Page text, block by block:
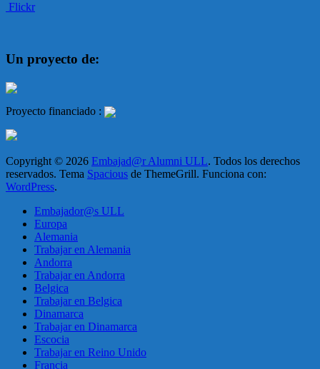
Flickr
Un proyecto de:
Proyecto financiado :
Copyright © 2026 Embajad@r Alumni ULL. Todos los derechos
reservados. Tema Spacious de ThemeGrill. Funciona con:
WordPress.
Embajador@s ULL
Europa
Alemania
Trabajar en Alemania
Andorra
Trabajar en Andorra
Belgica
Trabajar en Belgica
Dinamarca
Trabajar en Dinamarca
Escocia
Trabajar en Reino Unido
Francia